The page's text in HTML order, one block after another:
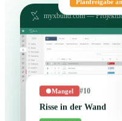
myxbuild.com —
Mangel #10
Risse in der Wand